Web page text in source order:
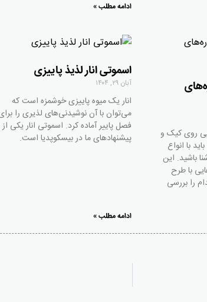
ادامه مطلب »
روی کیک و
با انواع
باشید. این
با طرح
را بررسی
اسموتی انار لذیذ پاییزی
آبان ۲۹, ۱۴۰۴
انار یک میوه پاییزی خوشمزه است که
می‌توان با آن نوشیدنی‌های لذیری را
فصل پاییر آماده کرد. اسموتی انار یکی از
پیشنهادهای ما در بیسکوپدیا است.
ادامه مطلب »